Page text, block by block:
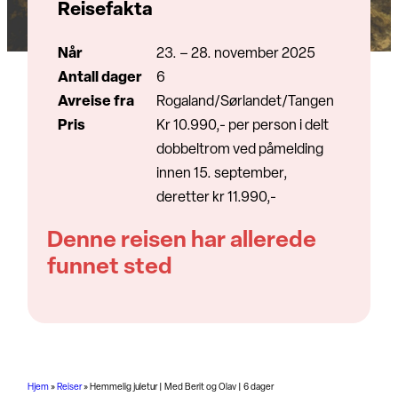
Hjem» Reiser» Hemmelig juletur | Med Berit og Olav | 6 dager
Reisefakta
Når
23. – 28. november 2025
Antall dager
6
Avreise fra
Rogaland/Sørlandet/Tangen
Pris
Kr 10.990,- per person i delt
dobbeltrom ved påmelding
innen 15. september,
deretter kr 11.990,-
Denne reisen har allerede
funnet sted